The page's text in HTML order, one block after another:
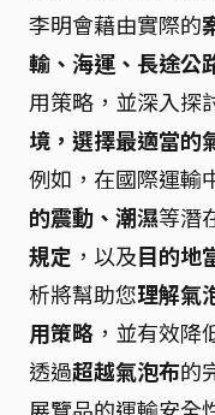
李明會藉由實際的
輸、海運、長途公
用策略，並深入探
境，選擇最適當的
例如，在國際運輸
的震動、潮濕等潛
規定 ，以及目的地
析將幫助您理解氣
用策略 ，並有效降
透過超越氣泡布的
展覽品的運輸安全